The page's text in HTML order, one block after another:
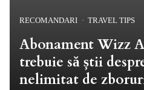
RECOMANDARI TRAVEL TIPS
Abonament Wizz
trebuie să știi
nelimitat de